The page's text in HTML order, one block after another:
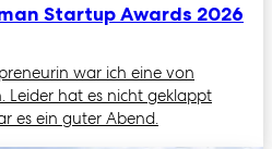
Startup Awards 2026
war ich eine von
Leider hat es nicht geklappt
es ein guter Abend.